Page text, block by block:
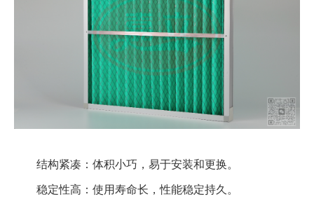
结构紧凑：体积小巧，易于安装和更换。
稳定性高：使用寿命长，性能稳定持久。